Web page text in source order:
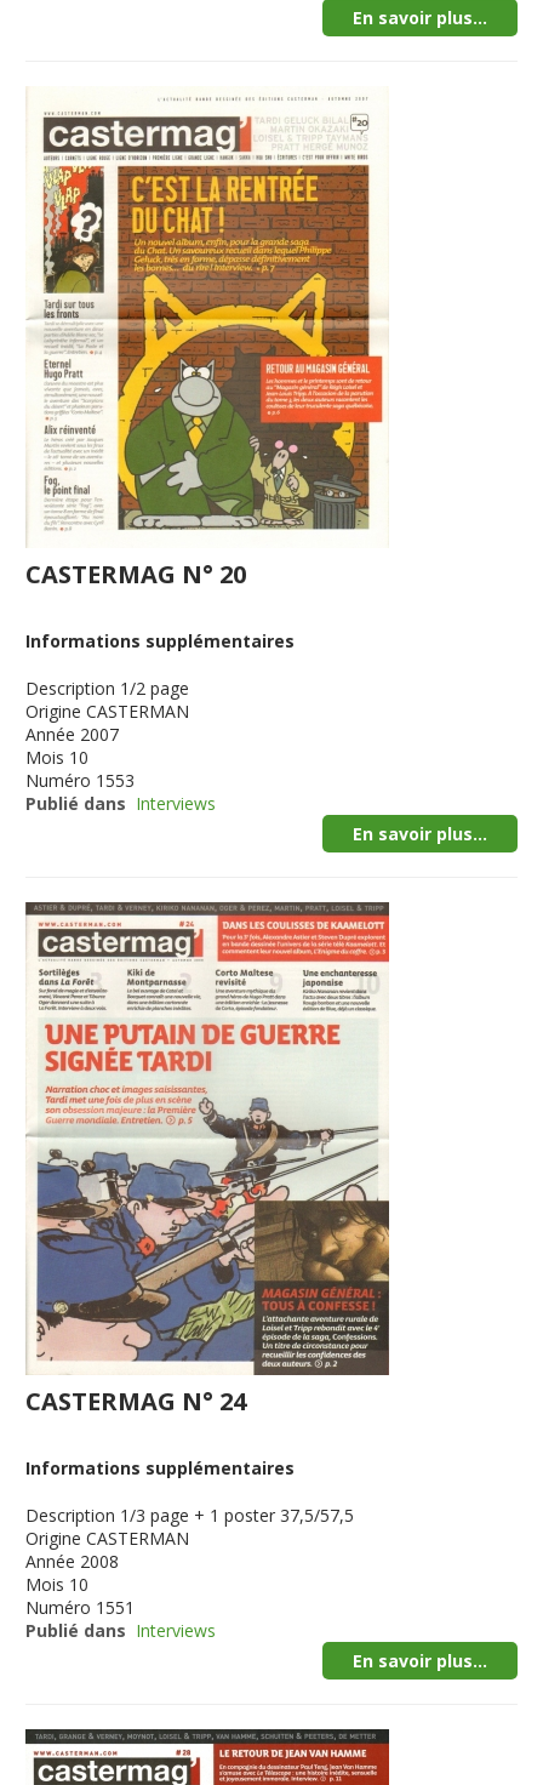
En savoir plus...
CASTERMAG N° 20
Informations supplémentaires
Description 1/2 page
Origine CASTERMAN
Année 2007
Mois 10
Numéro 1553
Publié dans Interviews
En savoir plus...
CASTERMAG N° 24
Informations supplémentaires
Description 1/3 page + 1 poster 37,5/57,5
Origine CASTERMAN
Année 2008
Mois 10
Numéro 1551
Publié dans Interviews
En savoir plus...